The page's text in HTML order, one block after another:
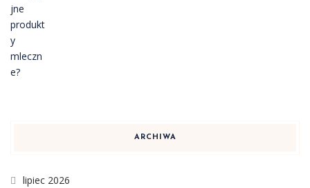
ARCHIWA
lipiec 2026